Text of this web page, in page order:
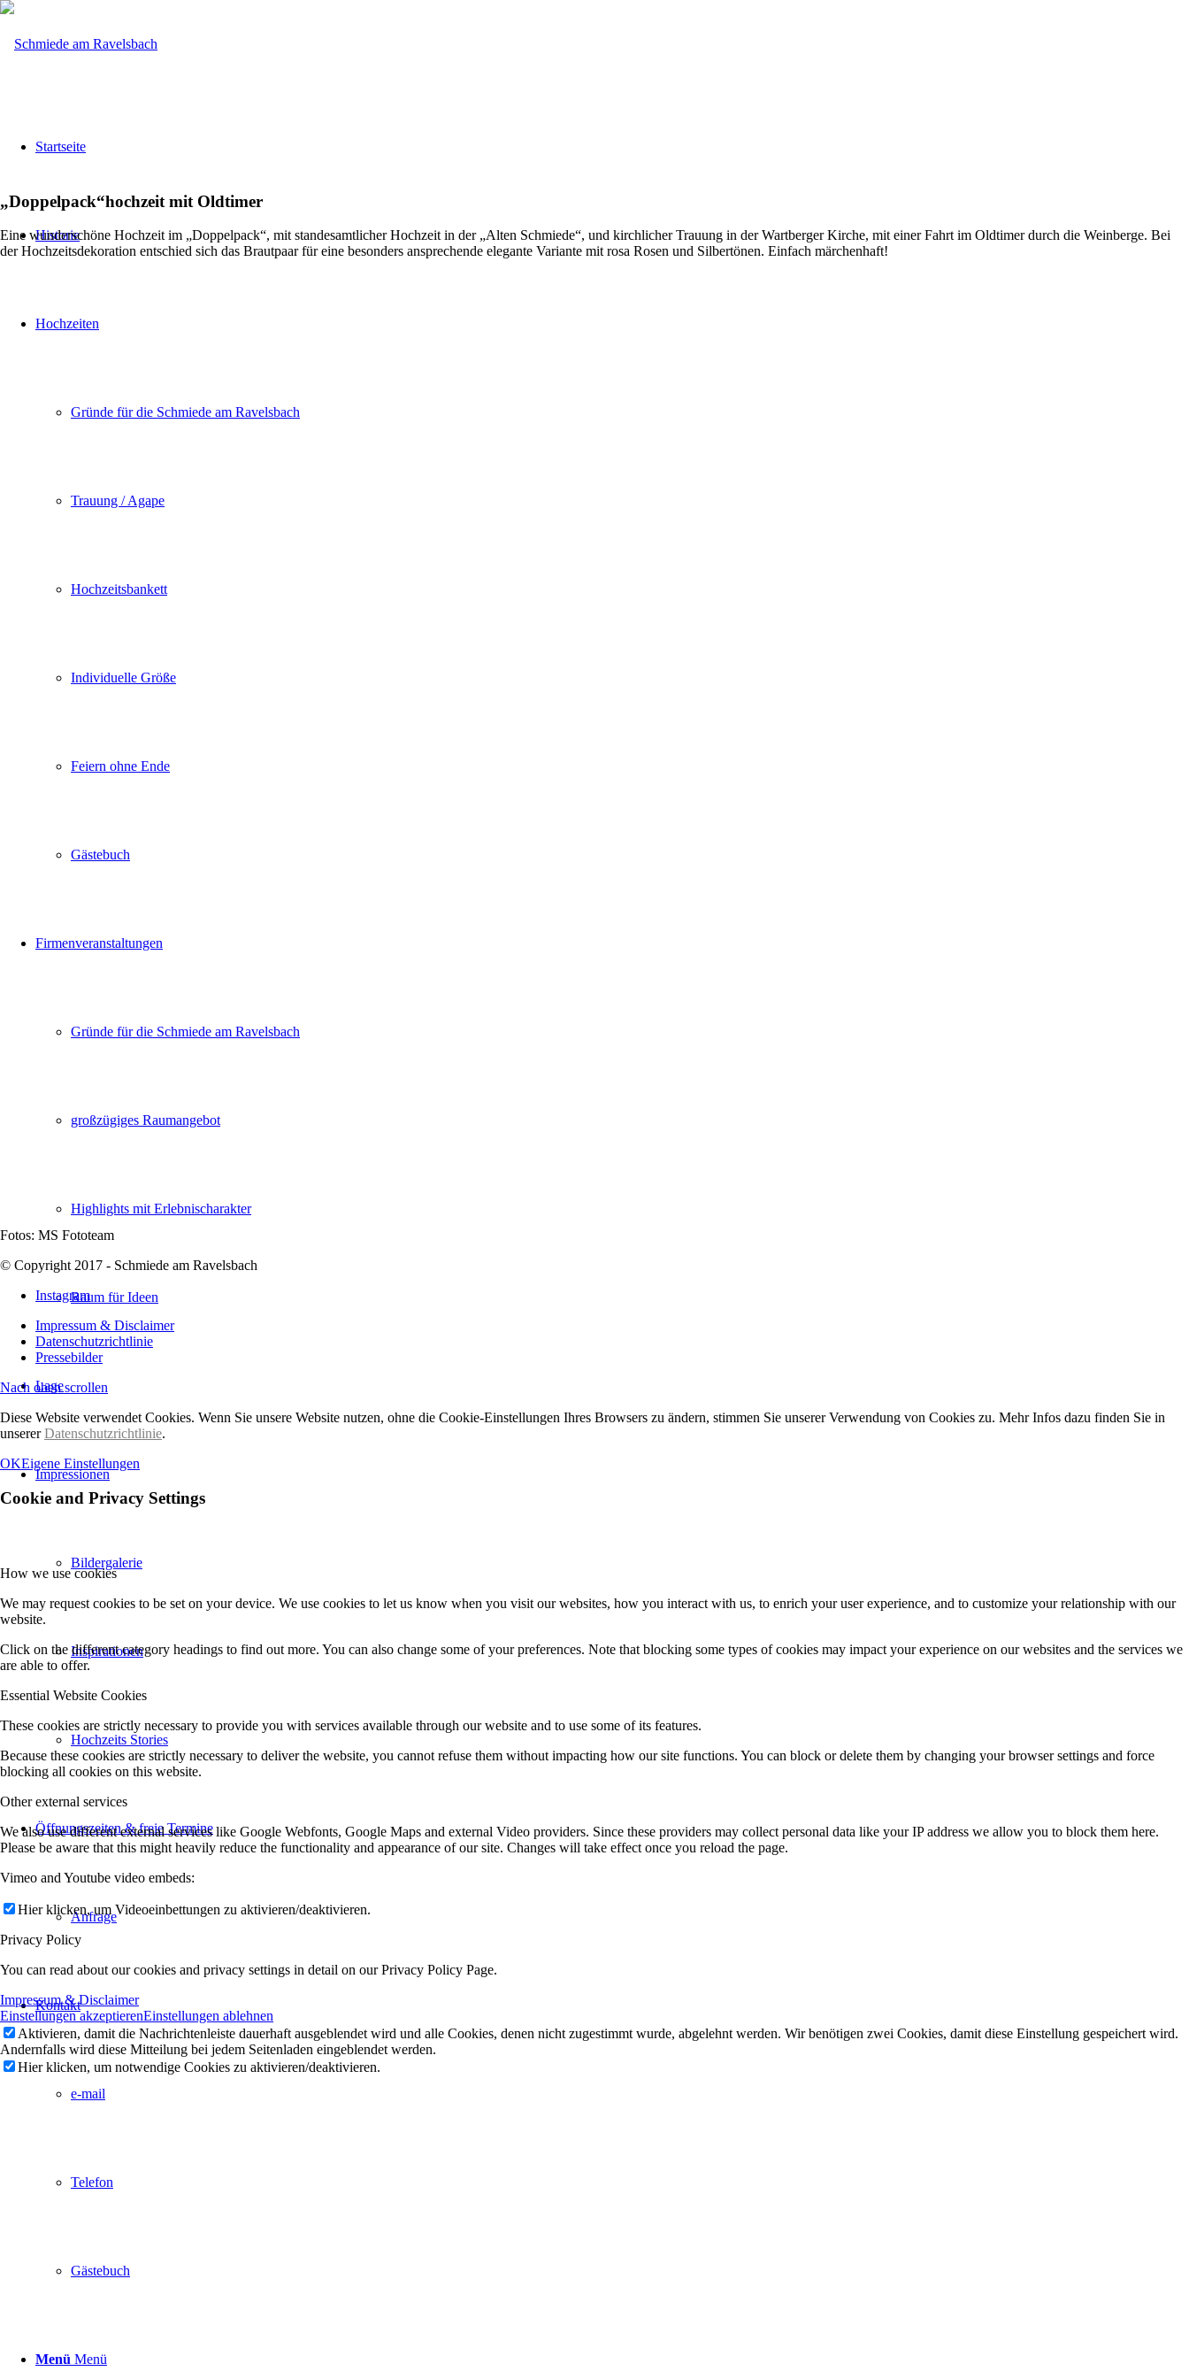
Startseite
Historie
Hochzeiten
Gründe für die Schmiede am Ravelsbach
Trauung / Agape
Hochzeitsbankett
Individuelle Größe
Feiern ohne Ende
Gästebuch
Firmenveranstaltungen
Gründe für die Schmiede am Ravelsbach
großzügiges Raumangebot
Highlights mit Erlebnischarakter
Raum für Ideen
Lage
Impressionen
Bildergalerie
Inspirationen
Hochzeits Stories
Öffnungszeiten & freie Termine
Anfrage
Kontakt
e-mail
Telefon
Gästebuch
Menü Menü
„Doppelpack“hochzeit mit Oldtimer
Eine wunderschöne Hochzeit im „Doppelpack“, mit standesamtlicher Hochzeit in der „Alten Schmiede“, und kirchlicher Trauung in der Wartberger Kirche, mit einer Fahrt im Oldtimer durch die Weinberge. Bei
der Hochzeitsdekoration entschied sich das Brautpaar für eine besonders ansprechende elegante Variante mit rosa Rosen und Silbertönen. Einfach märchenhaft!
Fotos: MS Fototeam
© Copyright 2017 - Schmiede am Ravelsbach
Instagram
Impressum & Disclaimer
Datenschutzrichtlinie
Pressebilder
Nach oben scrollen
Diese Website verwendet Cookies. Wenn Sie unsere Website nutzen, ohne die Cookie-Einstellungen Ihres Browsers zu ändern, stimmen Sie unserer Verwendung von Cookies zu. Mehr Infos dazu finden Sie in
unsererDatenschutzrichtlinie.
OKEigene Einstellungen
Cookie and Privacy Settings
How we use cookies
We may request cookies to be set on your device. We use cookies to let us know when you visit our websites, how you interact with us, to enrich your user experience, and to customize your relationship with our
website.
Click on the different category headings to find out more. You can also change some of your preferences. Note that blocking some types of cookies may impact your experience on our websites and the services we
are able to offer.
Essential Website Cookies
These cookies are strictly necessary to provide you with services available through our website and to use some of its features.
Because these cookies are strictly necessary to deliver the website, you cannot refuse them without impacting how our site functions. You can block or delete them by changing your browser settings and force
blocking all cookies on this website.
Other external services
We also use different external services like Google Webfonts, Google Maps and external Video providers. Since these providers may collect personal data like your IP address we allow you to block them here.
Please be aware that this might heavily reduce the functionality and appearance of our site. Changes will take effect once you reload the page.
Vimeo and Youtube video embeds:
Hier klicken, um Videoeinbettungen zu aktivieren/deaktivieren.
Privacy Policy
You can read about our cookies and privacy settings in detail on our Privacy Policy Page.
Impressum & Disclaimer
Einstellungen akzeptierenEinstellungen ablehnen
Aktivieren, damit die Nachrichtenleiste dauerhaft ausgeblendet wird und alle Cookies, denen nicht zugestimmt wurde, abgelehnt werden. Wir benötigen zwei Cookies, damit diese Einstellung gespeichert wird.
Andernfalls wird diese Mitteilung bei jedem Seitenladen eingeblendet werden.
Hier klicken, um notwendige Cookies zu aktivieren/deaktivieren.